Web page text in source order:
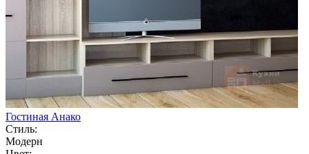
Гостиная Анако
Стиль:
Модерн